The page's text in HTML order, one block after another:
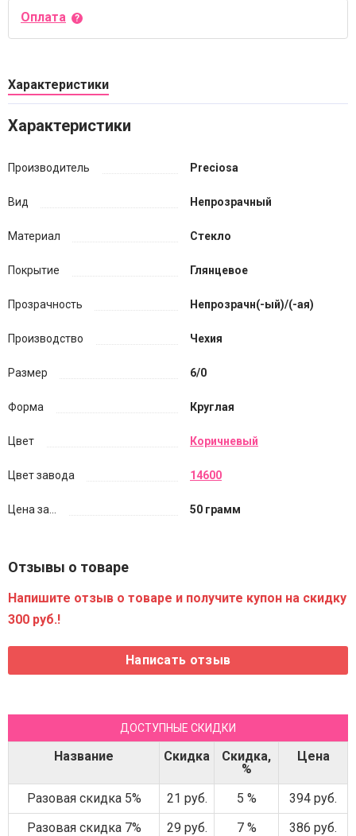
Оплата
Характеристики
Характеристики
Производитель Preciosa
Вид Непрозрачный
Материал Стекло
Покрытие Глянцевое
Прозрачность Непрозрачн(-ый)/(-ая)
Производство Чехия
Размер 6/0
Форма Круглая
Цвет Коричневый
Цвет завода 14600
Цена за... 50 грамм
Отзывы о товаре
Напишите отзыв о товаре и получите купон на скидку
300 руб.!
ДОСТУПНЫЕ СКИДКИ
Название Скидка
Скидка,
%
Цена
Разовая скидка 5% 21 руб. 5 %
394 руб.
Разовая скидка 7%
29 руб. 7 %
386 руб.